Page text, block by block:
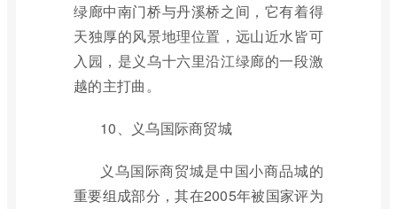
绿廊中南门桥与丹溪桥之间，它有着得
天独厚的风景地理位置，远山近水皆可
入园，是义乌十六里沿江绿廊的一段激
越的主打曲。
10、义乌国际商贸城
义乌国际商贸城是中国小商品城的
重要组成部分，其在2005年被国家评为